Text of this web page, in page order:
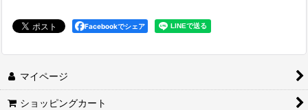
Facebookでシェア
マイページ
ショッピングカート